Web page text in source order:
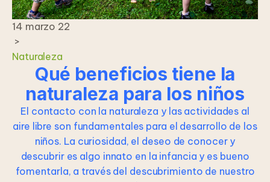
14 marzo 22
>
Naturaleza
Qué beneficios tiene la
naturaleza para los niños
El contacto con la naturaleza y las actividades al
aire libre son fundamentales para el desarrollo de los
niños. La curiosidad, el deseo de conocer y
descubrir es algo innato en la infancia y es bueno
fomentarla, a través del descubrimiento de nuestro